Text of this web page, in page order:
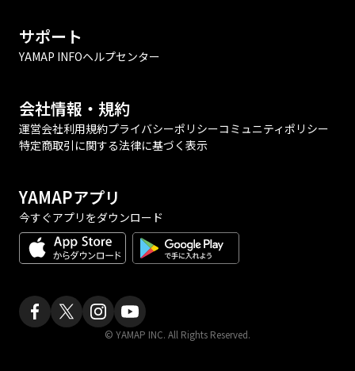
サポート
YAMAP INFOヘルプセンター
会社情報・規約
運営会社利用規約プライバシーポリシーコミュニティポリシー
特定商取引に関する法律に基づく表示
YAMAPアプリ
今すぐアプリをダウンロード
© YAMAP INC. All Rights Reserved.